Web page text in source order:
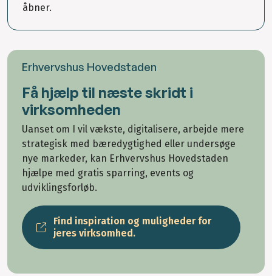
åbner.
Erhvervshus Hovedstaden
Få hjælp til næste skridt i
virksomheden
Uanset om I vil vækste, digitalisere, arbejde mere
strategisk med bæredygtighed eller undersøge
nye markeder, kan Erhvervshus Hovedstaden
hjælpe med gratis sparring, events og
udviklingsforløb.
Find inspiration og muligheder for
jeres virksomhed.